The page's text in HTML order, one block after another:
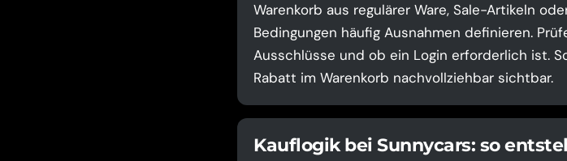
Warenkorb aus regulärer Ware, Sale-Artikeln
Bedingungen häufig Ausnahmen definieren.
Ausschlüsse und ob ein Login erforderlich ist.
Rabatt im Warenkorb nachvollziehbar sichtbar.
Kauflogik bei Sunnycars: so